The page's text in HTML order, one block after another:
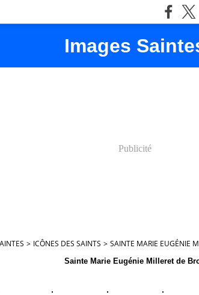
Images
Publicité
> ICÔNES DES SAINTS > SAINTE MARIE EUGÉNIE
Sainte Marie Eugénie Milleret de